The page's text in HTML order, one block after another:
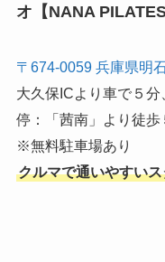
オ【NANA PILATES
〒674-0059 兵庫県明
大久保ICより車で５
停：「茜南」より徒歩
※無料駐車場あり
クルマで通いやすい